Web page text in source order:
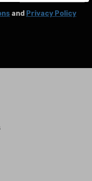
and Privacy Policy